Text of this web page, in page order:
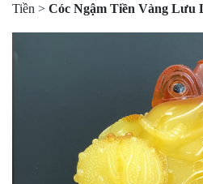
Tiền > Cóc Ngậm Tiền Vàng Lưu